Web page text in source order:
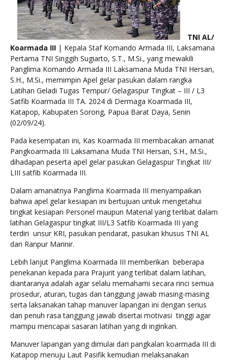
TNI AL/
Koarmada III | Kepala Staf Komando Armada III, Laksamana
Pertama TNI Singgih Sugiarto, S.T., M.Si., yang mewakili
Panglima Komando Armada III Laksamana Muda TNI Hersan,
S.H., M.Si., memimpin Apel gelar pasukan dalam rangka
Latihan Geladi Tugas Tempur/ Gelagaspur Tingkat – III / L3
Satfib Koarmada III TA. 2024 di Dermaga Koarmada III,
Katapop, Kabupaten Sorong, Papua Barat Daya, Senin
(02/09/24).
Pada kesempatan ini, Kas Koarmada III membacakan amanat
Pangkoarmada III Laksamana Muda TNI Hersan, S.H., M.Si.,
dihadapan peserta apel gelar pasukan Gelagaspur Tingkat III/
LIII satfib Koarmada III.
Dalam amanatnya Panglima Koarmada III menyampaikan
bahwa apel gelar kesiapan ini bertujuan untuk mengetahui
tingkat kesiapan Personel maupun Material yang terlibat dalam
latihan Gelagaspur tingkat III/L3 Satfib Koarmada III yang
terdiri unsur KRI, pasukan pendarat, pasukan khusus TNI AL
dan Ranpur Marinir.
Lebih lanjut Panglima Koarmada III memberikan beberapa
penekanan kepada para Prajurit yang terlibat dalam latihan,
diantaranya adalah agar selalu memahami secara rinci semua
prosedur, aturan, tugas dan tanggung jawab masing-masing
serta laksanakan tahap manuver lapangan ini dengan serius
dan penuh rasa tanggung jawab disertai motivasi tinggi agar
mampu mencapai sasaran latihan yang di inginkan.
Manuver lapangan yang dimulai dari pangkalan koarmada III di
Katapop menuju Laut Pasifik kemudian melaksanakan